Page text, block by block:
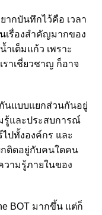
ากบันทึกไว้คือ เวลา
เรื่องสำคัญมากของ
ำเต็มแก้ว เพราะ
ราเชี่ยวชาญ ก็อาจ
นแบบแยกส่วนกันอยู่
รู้และประสบการณ์
ปทั้งองค์กร และ
กติดอยู่กับคนใดคน
วามรู้ภายในของ
BOT มากขึ้น แต่ก็